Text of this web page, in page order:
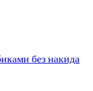
без накида